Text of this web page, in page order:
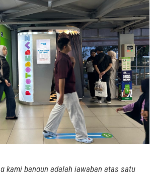
kami bangun adalah jawaban atas satu